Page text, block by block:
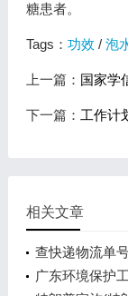
糖患者。
Tags： 功效 / 泡
上一篇： 国家学
下一篇： 工作计
相关文章
查快递物流单
广东环境保护